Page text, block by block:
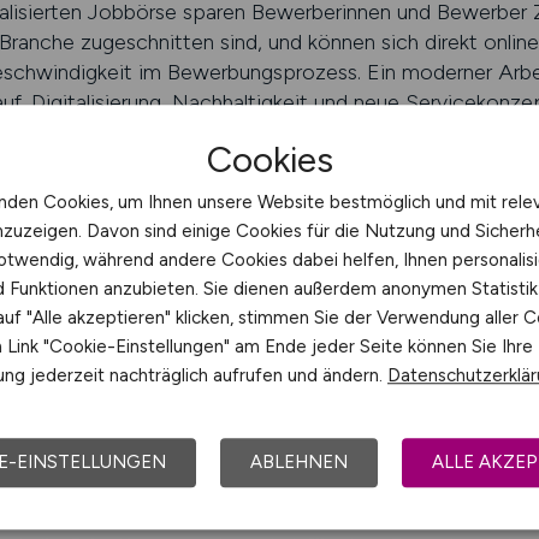
Jobbörse sparen Bewerberinnen und
zugeschnitten sind, und können sich direkt
im Bewerbungsprozess. Ein moderner
Digitalisierung, Nachhaltigkeit und neue
diese Entwicklungen aktiv mitzugestalten. So
finden
– Ihr Jobfinder im Handel
im Einzelhandel kann zeitaufwendig sein – muss
der Prozess deutlich vereinfachen. Bewerberinnen
aktivieren und so sicherstellen,
auf dem führenden Portal für Einzelhandel-Jobs
an. Ob Verkäufer, Kassenkraft, Lagerist oder
den wichtigsten Informationen versehen.
Cookies
Cookies, um Ihnen unsere Website bestmöglich und mit
Davon sind einige Cookies für die Nutzung und
während andere Cookies dabei helfen, Ihnen
Funktionen anzubieten. Sie dienen außerdem anonymen
"Alle akzeptieren" klicken, stimmen Sie der Verwendung aller
"Cookie-Einstellungen" am Ende jeder Seite können Sie Ihre
jederzeit nachträglich aufrufen und ändern.
EINSTELLUNGEN ABLEHNEN ALLE